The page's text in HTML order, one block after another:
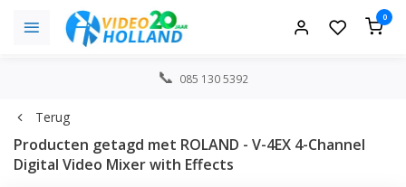
0
085 130 5392
Terug
Producten getagd met ROLAND - V-4EX 4-Channel
Digital Video Mixer with Effects